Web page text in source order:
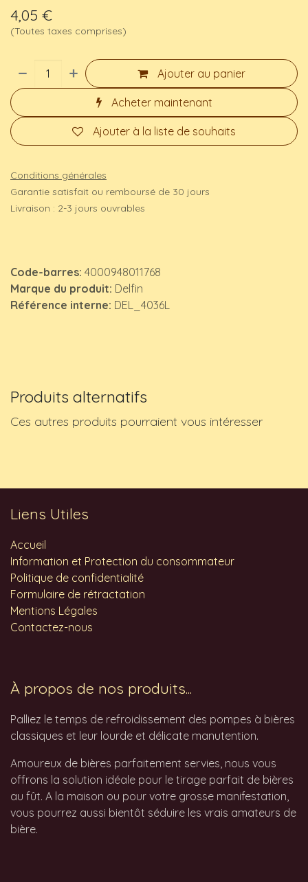
4,05 €
(Toutes taxes comprises)
Ajouter au panier
Acheter maintenant
Ajouter à la liste de souhaits
Conditions générales
Garantie satisfait ou remboursé de 30 jours
Livraison : 2-3 jours ouvrables
Code-barres: 4000948011768
Marque du produit: Delfin
Référence interne: DEL_4036L
Produits alternatifs
Ces autres produits pourraient vous intéresser
Liens Utiles
Accueil
Information et Protection du consommateur
Politique de confidentialité
Formulaire de rétractation
Mentions Légales
Contactez-nous
À propos de nos produits...
Palliez le temps de refroidissement des pompes à bières
classiques et leur lourde et délicate manutention.
Amoureux de bières parfaitement servies, nous vous
offrons la solution idéale pour le tirage parfait de bières
au fût. A la maison ou pour votre grosse manifestation,
vous pourrez aussi bientôt séduire les vrais amateurs de
bière.